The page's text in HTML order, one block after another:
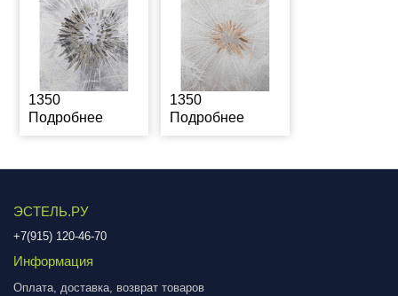
1350
Подробнее
1350
Подробнее
ЭСТЕЛЬ.РУ
+7(915) 120-46-70
Информация
Оплата, доставка, возврат товаров